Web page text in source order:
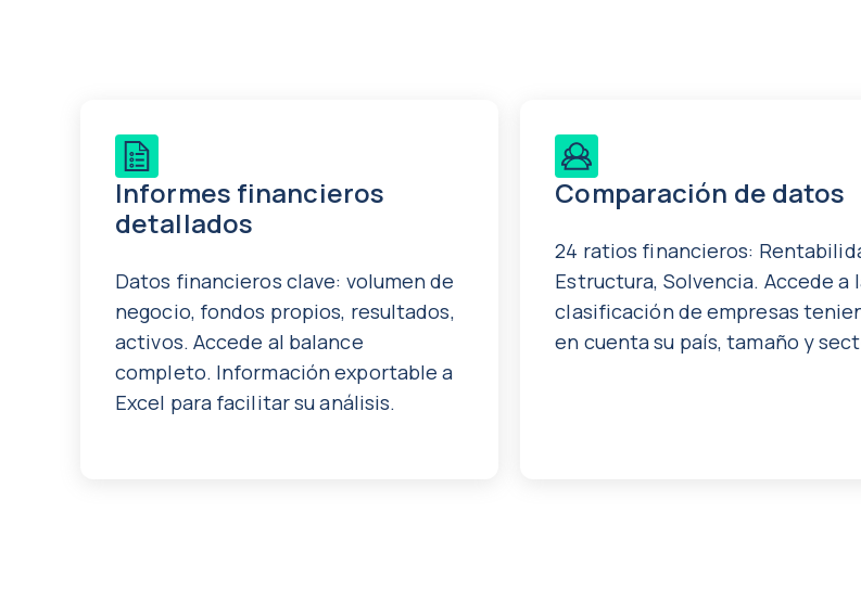
Informes financieros
detallados
Datos financieros clave: volumen de
negocio, fondos propios, resultados,
activos. Accede al balance
completo. Información exportable a
Excel para facilitar su análisis.
Comparación de datos
24 ratios financieros:
Estructura, Solvencia. Accede a
clasificación de empresas
en cuenta su país, tamaño y